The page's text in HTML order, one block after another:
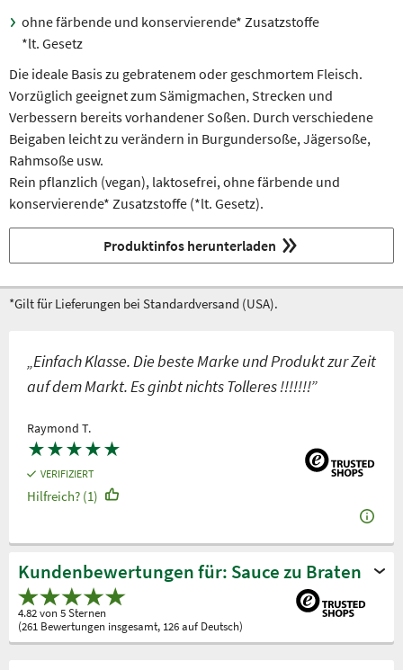
ohne färbende und konservierende* Zusatzstoffe
*lt. Gesetz
Die ideale Basis zu gebratenem oder geschmortem Fleisch.
Vorzüglich geeignet zum Sämigmachen, Strecken und
Verbessern bereits vorhandener Soßen. Durch verschiedene
Beigaben leicht zu verändern in Burgundersoße, Jägersoße,
Rahmsoße usw.
Rein pflanzlich (vegan), laktosefrei, ohne färbende und
konservierende* Zusatzstoffe (*lt. Gesetz).
Produktinfos herunterladen
*Gilt für Lieferungen bei Standardversand (USA).
„Einfach Klasse. Die beste Marke und Produkt zur Zeit
auf dem Markt. Es ginbt nichts Tolleres !!!!!!!”
Raymond T.
★★★★★
VERIFIZIERT
Hilfreich? (1)
Kundenbewertungen für: Sauce zu Braten
4.82 von 5 Sternen
(261 Bewertungen insgesamt, 126 auf Deutsch)